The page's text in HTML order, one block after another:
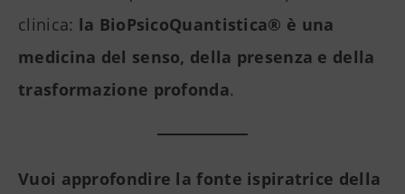
clinica: la BioPsicoQuantistica® è una
medicina del senso, della presenza e della
trasformazione profonda.
Vuoi approfondire la fonte ispiratrice della